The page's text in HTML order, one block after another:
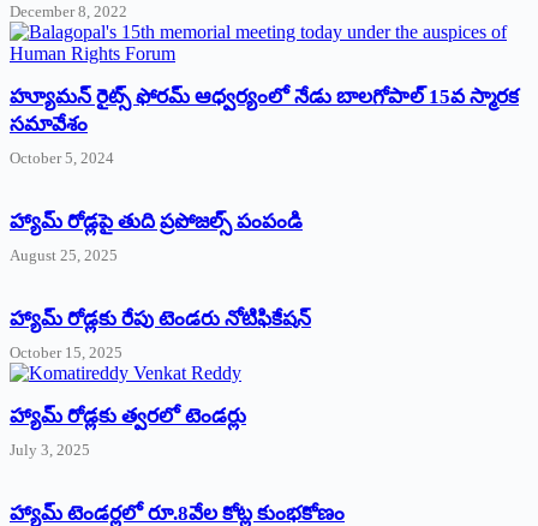
December 8, 2022
హ్యూమన్‌ రైట్స్‌ ఫోరమ్‌ ఆధ్వర్యంలో నేడు బాలగోపాల్‌ 15వ స్మారక
సమావేశం
October 5, 2024
హ్యామ్‌ రోడ్లపై తుది ప్రపోజల్స్‌ పంపండి
August 25, 2025
హ్యామ్‌ రోడ్లకు రేపు టెండరు నోటిఫికేషన్‌
October 15, 2025
హ్యామ్‌ రోడ్లకు త్వరలో టెండర్లు
July 3, 2025
హ్యామ్‌ ‌టెండర్లలో రూ.8వేల కోట్ల కుంభకోణం